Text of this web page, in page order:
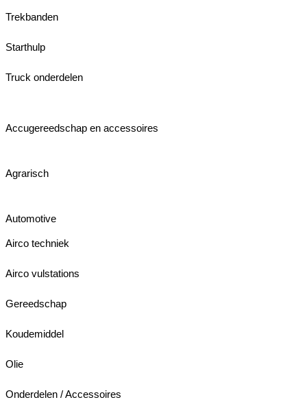
Trekbanden
Starthulp
Truck onderdelen
Accugereedschap en accessoires
Agrarisch
Automotive
Airco techniek
Airco vulstations
Gereedschap
Koudemiddel
Olie
Onderdelen / Accessoires